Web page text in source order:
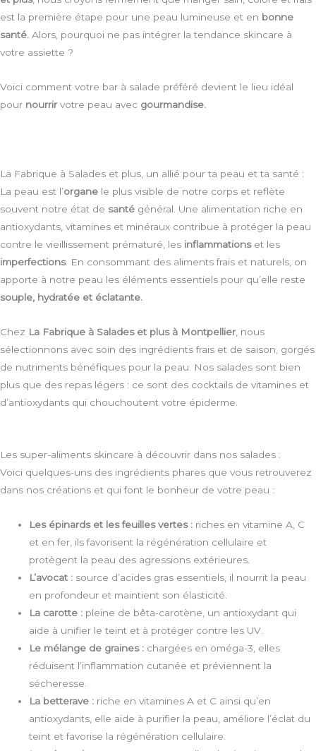
est la première étape pour une peau lumineuse et en bonne
santé. Alors, pourquoi ne pas intégrer la tendance skincare à
votre assiette ?
Voici comment votre bar à salade préféré devient le lieu idéal
pour nourrirvotre peau avec gourmandise.
La Fabrique à Salades et plus, un allié pour ta peau et ta santé :
La peau est l’organe le plus visible de notre corps et reflète
souvent notre état de santé général. Une alimentation riche en
antioxydants, vitamines et minéraux contribue à protéger la peau
contre le vieillissement prématuré, les inflammationset les
imperfections. En consommant des aliments frais et naturels, on
apporte à notre peau les éléments essentiels pour qu’elle reste
souple, hydratée et éclatante.
Chez La Fabrique à Salades et plus à Montpellier, nous
sélectionnons avec soin des ingrédients frais et de saison, gorgés
de nutriments bénéfiques pour la peau. Nos salades sont bien
plus que des repas légers : ce sont des cocktails de vitamines et
d’antioxydants qui chouchoutent votre épiderme.
Les super-aliments skincare à découvrir dans nos salades :
Voici quelques-uns des ingrédients phares que vous retrouverez
dans nos créations et qui font le bonheur de votre peau :
Les épinards et les feuilles vertes : riches en vitamine A, C
et en fer, ils favorisent la régénération cellulaire et
protègent la peau des agressions extérieures.
L’avocat : source d’acides gras essentiels, il nourrit la peau
en profondeur et maintient son élasticité.
La carotte : pleine de bêta-carotène, un antioxydant qui
aide à unifier le teint et à protéger contre les UV.
Le mélange de graines : chargées en oméga-3, elles
réduisent l’inflammation cutanée et préviennent la
sécheresse.
La betterave : riche en vitamines A et C ainsi qu’en
antioxydants, elle aide à purifier la peau, améliore l’éclat du
teint et favorise la régénération cellulaire.